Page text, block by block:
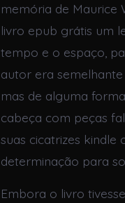
memória de Maurice
livro epub grátis um
tempo e o espaço,
autor era semelhante
mas de alguma
cabeça com peças
suas cicatrizes kindle
determinação para
Embora o livro